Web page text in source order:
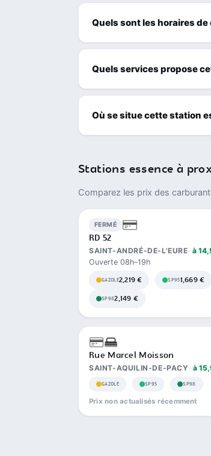
Quels sont les horaires
Quels services propose
Où se situe cette station
Stations essence à
Comparez les prix des
FERMÉ
RD 52
SAINT-ANDRÉ-DE-L'EURE à
Ouverte 08h–19h
GAZOLE2,219 € SP951,669 €
SP982,149 €
Rue Marcel Moisson
SAINT-AQUILIN-DE-PACY à
GAZOLE SP95 SP98
Prix non actualisés récemment